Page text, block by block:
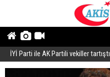
İYİ Parti ile AK Partili vekiller tartıştı